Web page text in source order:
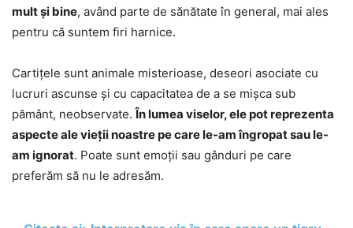
mult și bine, având parte de sănătate în general, mai ales
pentru că suntem firi harnice.
Cartițele sunt animale misterioase, deseori asociate cu
lucruri ascunse și cu capacitatea de a se mișca sub
pământ, neobservate.În lumea viselor, ele pot reprezenta
aspecte ale vieții noastre pe care le-am îngropat sau le-
am ignorat. Poate sunt emoții sau gânduri pe care
preferăm să nu le adresăm.